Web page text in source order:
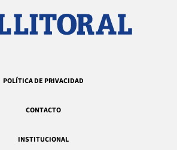
POLÍTICA DE PRIVACIDAD
CONTACTO
INSTITUCIONAL